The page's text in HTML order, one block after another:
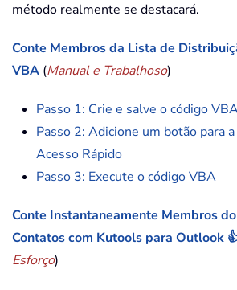
método realmente se destacará.
Conte Membros da Lista de
VBA (Manual e Trabalhoso)
Passo 1: Crie e salve o código
Passo 2: Adicione um botão para
Acesso Rápido
Passo 3: Execute o código VBA
Conte Instantaneamente Membros
Contatos com Kutools para Outlook
Esforço)